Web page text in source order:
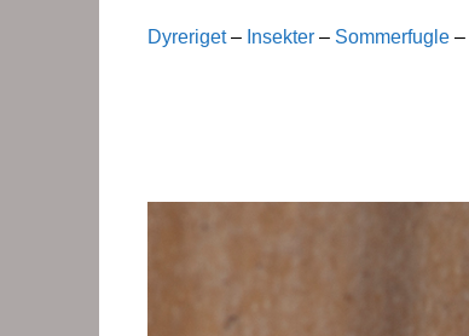
Dyreriget– Insekter – Sommerfugle –